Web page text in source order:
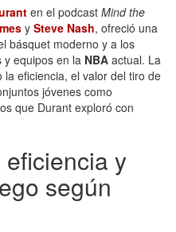
en el podcast Mind the
y Steve Nash, ofreció una
básquet moderno y a los
equipos en la NBA actual. La
eficiencia, el valor del tiro de
jóvenes como
que Durant exploró con
y
según